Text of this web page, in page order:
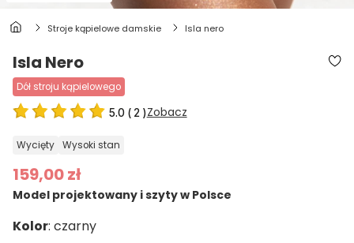
stroje kąpielowe damskie isla nero
Isla Nero
dół stroju kąpielowego
5.0 ( 2 )Zobacz
wycięty wysoki stan
159,00 zł
Model projektowany i szyty w Polsce
Kolor